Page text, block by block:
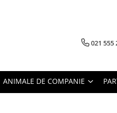
021 555
ANIMALE DE COMPANIE